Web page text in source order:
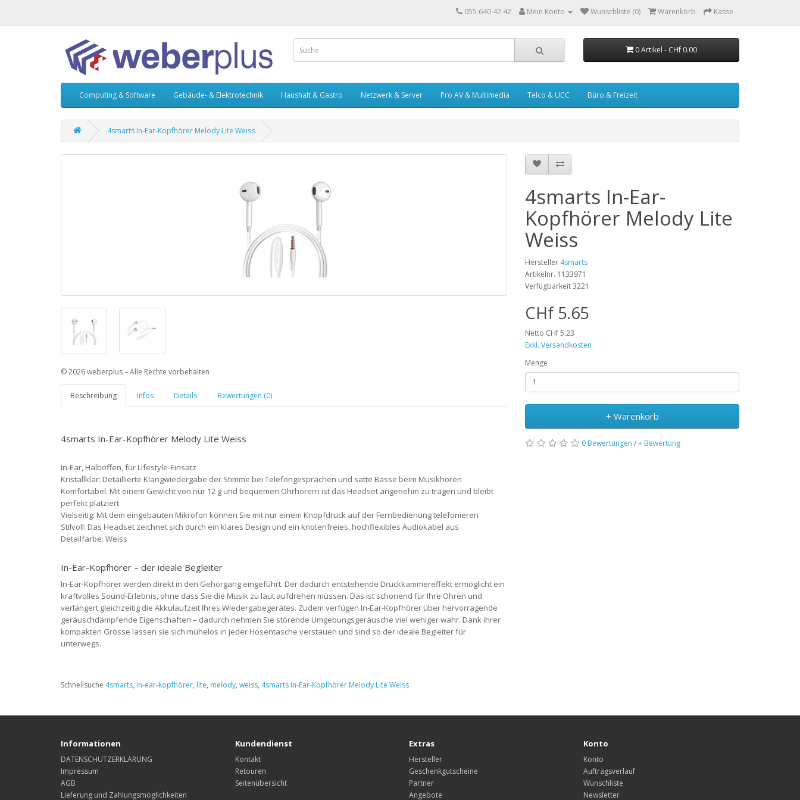
055 640 42 42 Mein Konto Wunschliste (0) Warenkorb Kasse
0 Artikel - CHf 0.00
Computing & Software Gebäude- & Elektrotechnik Haushalt & Gastro Netzwerk & Server Pro AV & Multimedia Telco & UCC Büro & Freizeit
4smarts In-Ear-Kopfhörer Melody Lite Weiss
© 2026 weberplus – Alle Rechte vorbehalten
Beschreibung Infos Details Bewertungen (0)
4smarts In-Ear-Kopfhörer Melody Lite Weiss
In-Ear, Halboffen, für Lifestyle-Einsatz
Kristallklar: Detaillierte Klangwiedergabe der Stimme bei Telefongesprächen und satte Bässe beim Musikhören
Komfortabel: Mit einem Gewicht von nur 12 g und bequemen Ohrhörern ist das Headset angenehm zu tragen und bleibt
perfekt platziert
Vielseitig: Mit dem eingebauten Mikrofon können Sie mit nur einem Knopfdruck auf der Fernbedienung telefonieren
Stilvoll: Das Headset zeichnet sich durch ein klares Design und ein knotenfreies, hochflexibles Audiokabel aus
Detailfarbe: Weiss
In-Ear-Kopfhörer – der ideale Begleiter
In-Ear-Kopfhörer werden direkt in den Gehörgang eingeführt. Der dadurch entstehende Druckkammereffekt ermöglicht ein
kraftvolles Sound-Erlebnis, ohne dass Sie die Musik zu laut aufdrehen müssen. Das ist schonend für Ihre Ohren und
verlängert gleichzeitig die Akkulaufzeit Ihres Wiedergabegerätes. Zudem verfügen In-Ear-Kopfhörer über hervorragende
geräuschdämpfende Eigenschaften – dadurch nehmen Sie störende Umgebungsgeräusche viel weniger wahr. Dank ihrer
kompakten Grösse lassen sie sich mühelos in jeder Hosentasche verstauen und sind so der ideale Begleiter für
unterwegs.
4smarts In-Ear-
Kopfhörer Melody Lite
Weiss
Hersteller 4smarts
Artikelnr. 1133971
Verfügbarkeit 3221
CHf 5.65
Netto CHf 5.23
Exkl. Versandkosten
Menge
+ Warenkorb
0 Bewertungen /+ Bewertung
Schnellsuche 4smarts, in-ear-kopfhörer, lite, melody, weiss, 4smarts In-Ear-Kopfhörer Melody Lite Weiss
Informationen
DATENSCHUTZERKLÄRUNG
Impressum
AGB
Lieferung und Zahlungsmöglichkeiten
Kundendienst
Kontakt
Retouren
Seitenübersicht
Extras
Hersteller
Geschenkgutscheine
Partner
Angebote
Konto
Konto
Auftragsverlauf
Wunschliste
Newsletter